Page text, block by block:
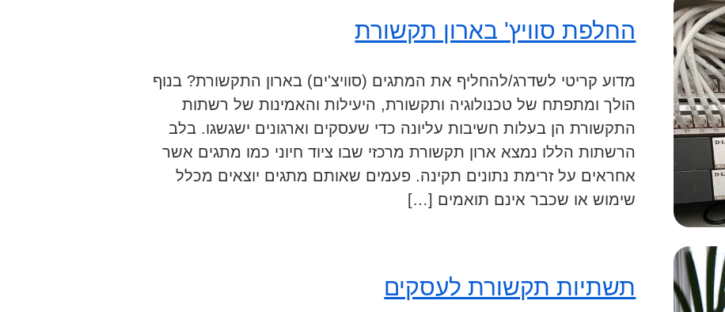
החלפת סוויץ' בארון תקשורת
מדוע קריטי לשדרג/להחליף את המתגים (סוויצ'ים) בארון התקשורת? בנוף
הולך ומתפתח של טכנולוגיה ותקשורת, היעילות והאמינות של רשתות
התקשורת הן בעלות חשיבות עליונה כדי שעסקים וארגונים ישגשגו. בלב
הרשתות הללו נמצא ארון תקשורת מרכזי שבו ציוד חיוני כמו מתגים אשר
אחראים על זרימת נתונים תקינה. פעמים שאותם מתגים יוצאים מכלל
שימוש או שכבר אינם תואמים […]
תשתיות תקשורת לעסקים